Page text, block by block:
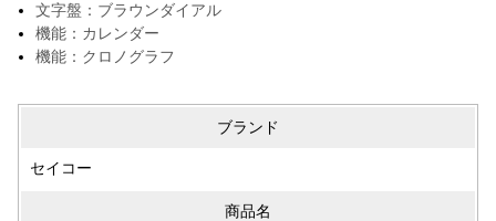
文字盤：ブラウンダイアル
機能：カレンダー
機能：クロノグラフ
ブランド
セイコー
商品名